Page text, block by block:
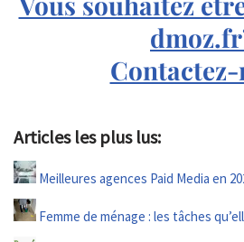
Articles les plus lus:
Meilleures agences Paid Media en
Femme de ménage : les tâches